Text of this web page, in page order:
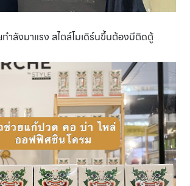
ำลังมาแรง สไตล์โมเดิร์นขึ้นต้องมีติดตู้